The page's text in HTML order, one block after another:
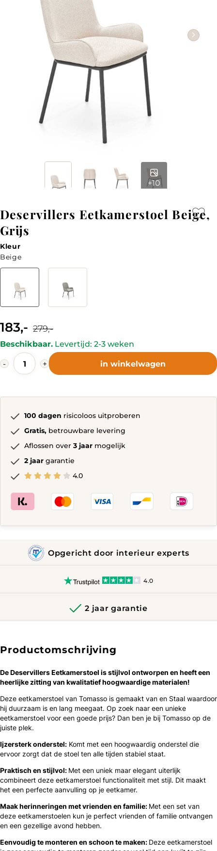
+10
Deservillers Eetkamerstoel Beige,
Grijs
Kleur
Beige
Kleur
183,- Current
price
is:
279,-price
was:
279,-.
Beschikbaar. Levertijd: 2-3 weken
-
Deservillers
Eetkamerstoel
Beige,
+ in winkelwagen
100 dagen risicoloos uitproberen
Gratis, betrouwbare levering
Aflossen over 3 jaar mogelijk
2 jaar garantie
4.0
Opgericht door interieur experts
4.0
2 jaar garantie
Productomschrijving
De Deservillers Eetkamerstoel is ​​stijlvol ontworpen en heeft een
heerlijke zitting van kwalitatief hoogwaardige materialen!
Deze eetkamerstoel van Tomasso is gemaakt van en Staal waardoor
hij duurzaam is en lang meegaat. Op zoek naar een unieke
eetkamerstoel voor een goede prijs? Dan ben je bij Tomasso op de
juiste plek.
Ijzersterk onderstel: Komt met een hoogwaardig onderstel die
ervoor zorgt dat de stoel ten alle tijden stabiel staat.
Praktisch en stijlvol: Met een uniek maar elegant uiterlijk
combineert deze eetkamerstoel functionaliteit met stijl. Dit maakt
het een perfecte aanvulling op je eetkamer.
Maak herinneringen met vrienden en familie: Met een set van
deze eetkamerstoelen kun je perfect vrienden of familie ontvangen
en een gezellige avond hebben.
Eenvoudig te monteren en schoon te maken: Deze eetkamerstoel